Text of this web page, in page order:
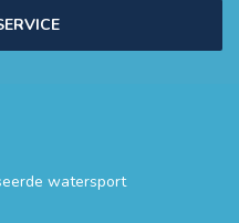
watersport